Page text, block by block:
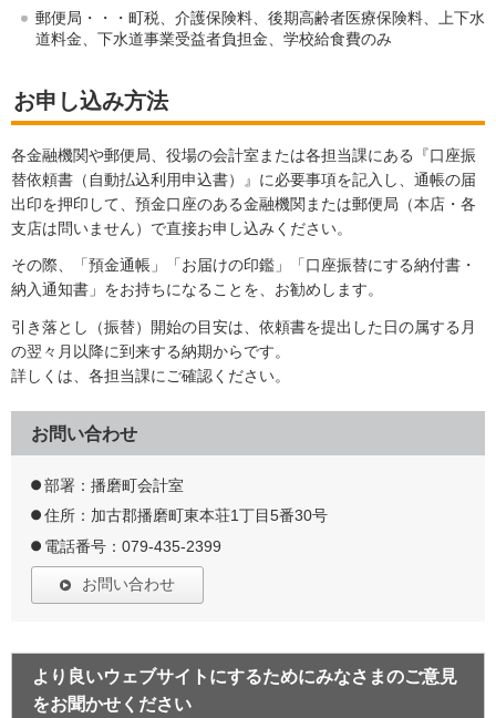
郵便局・・・町税、介護保険料、後期高齢者医療保険料、上下水
道料金、下水道事業受益者負担金、学校給食費のみ
お申し込み方法
各金融機関や郵便局、役場の会計室または各担当課にある『口座振
替依頼書（自動払込利用申込書）』に必要事項を記入し、通帳の届
出印を押印して、預金口座のある金融機関または郵便局（本店・各
支店は問いません）で直接お申し込みください。
その際、「預金通帳」「お届けの印鑑」「口座振替にする納付書・
納入通知書」をお持ちになることを、お勧めします。
引き落とし（振替）開始の目安は、依頼書を提出した日の属する月
の翌々月以降に到来する納期からです。
詳しくは、各担当課にご確認ください。
お問い合わせ
部署：播磨町会計室
住所：加古郡播磨町東本荘1丁目5番30号
電話番号：079-435-2399
お問い合わせ
より良いウェブサイトにするためにみなさまのご意見
をお聞かせください